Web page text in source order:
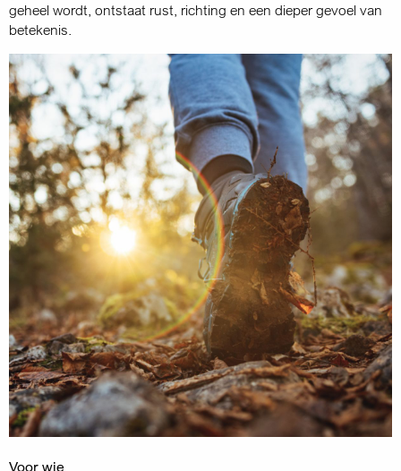
geheel wordt, ontstaat rust, richting en een dieper gevoel van
betekenis.
Voor wie